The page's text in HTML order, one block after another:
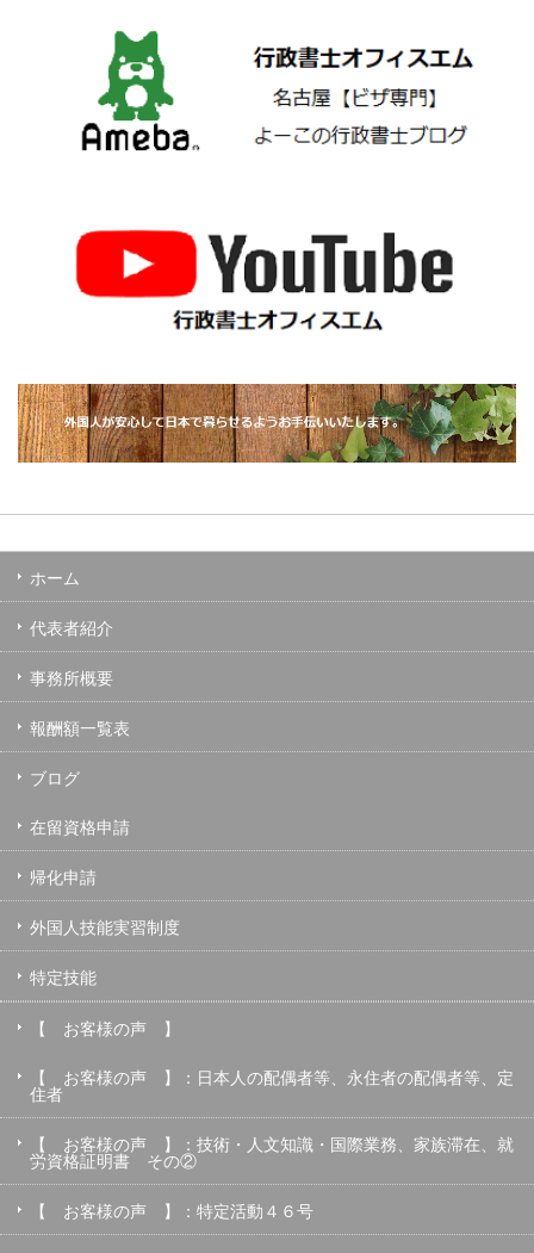
ホーム
代表者紹介
事務所概要
報酬額一覧表
ブログ
在留資格申請
帰化申請
外国人技能実習制度
特定技能
【 お客様の声 】
【 お客様の声 】：日本人の配偶者等、永住者の配偶者等、定
住者
【 お客様の声 】：技術・人文知識・国際業務、家族滞在、就
労資格証明書 その②
【 お客様の声 】：特定活動４６号